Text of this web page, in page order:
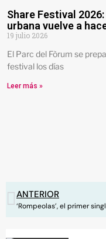
Share Festival
urbana vuelve a
19 julio 2026
El Parc del Fòrum se
festival los días
Leer más »
ANTERIOR